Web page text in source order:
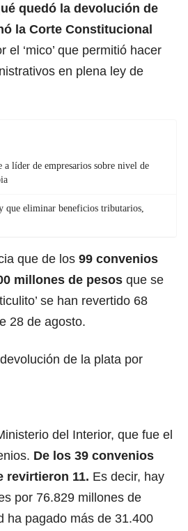
quedó la devolución de
la Corte Constitucional
el ‘mico’ que permitió hacer
en plena ley de
a líder de empresarios sobre nivel de
que eliminar beneficios tributarios,
que de los 99 convenios
millones de pesos que se
se han revertido 68
28 de agosto.
de la plata por
del Interior, que fue el
De los 39 convenios
revirtieron 11. Es decir, hay
por 76.829 millones de
ha pagado más de 31.400